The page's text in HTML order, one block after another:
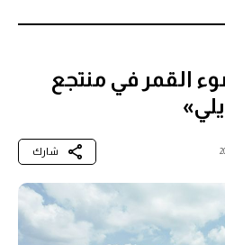
القمر في منتجع
شارك